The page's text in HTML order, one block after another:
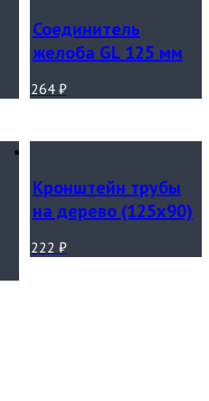
Соединитель
желоба GL 125 мм
264 ₽
Кронштейн трубы
на дерево (125х90)
222 ₽